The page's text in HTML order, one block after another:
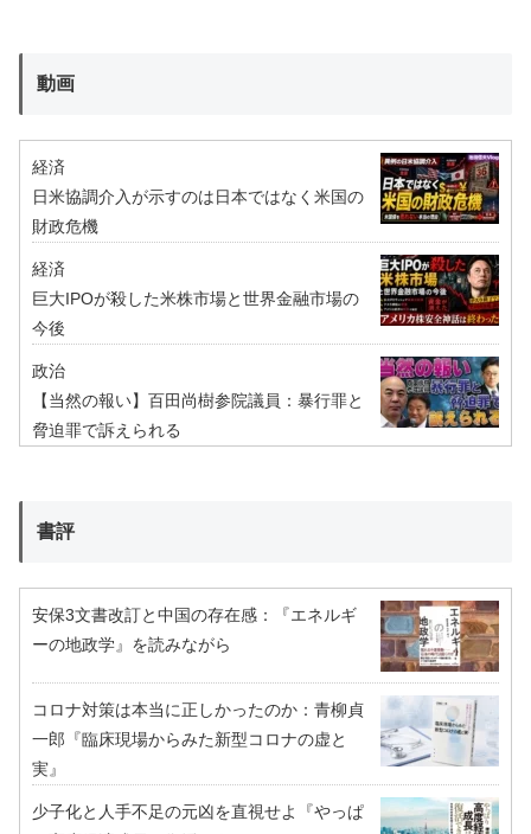
動画
経済
日米協調介入が示すのは日本ではなく米国の
財政危機
経済
巨大IPOが殺した米株市場と世界金融市場の
今後
政治
【当然の報い】百田尚樹参院議員：暴行罪と
脅迫罪で訴えられる
書評
安保3文書改訂と中国の存在感：『エネルギ
ーの地政学』を読みながら
コロナ対策は本当に正しかったのか：青柳貞
一郎『臨床現場からみた新型コロナの虚と
実』
少子化と人手不足の元凶を直視せよ『やっぱ